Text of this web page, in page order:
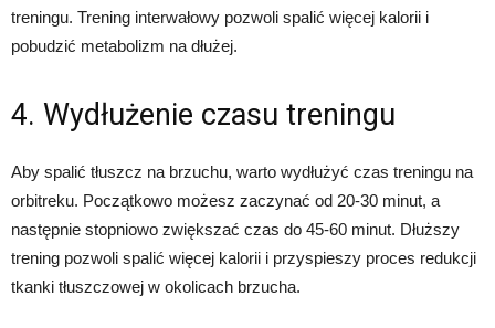
treningu. Trening interwałowy pozwoli spalić więcej kalorii i
pobudzić metabolizm na dłużej.
4. Wydłużenie czasu treningu
Aby spalić tłuszcz na brzuchu, warto wydłużyć czas treningu na
orbitreku. Początkowo możesz zaczynać od 20-30 minut, a
następnie stopniowo zwiększać czas do 45-60 minut. Dłuższy
trening pozwoli spalić więcej kalorii i przyspieszy proces redukcji
tkanki tłuszczowej w okolicach brzucha.